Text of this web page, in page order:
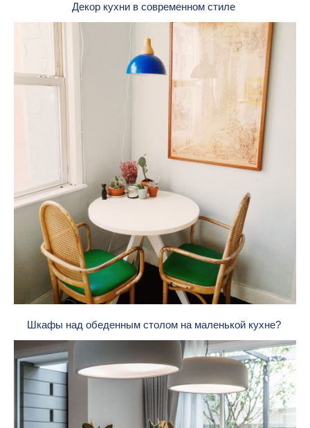
Декор кухни в современном стиле
Шкафы над обеденным столом на маленькой кухне?